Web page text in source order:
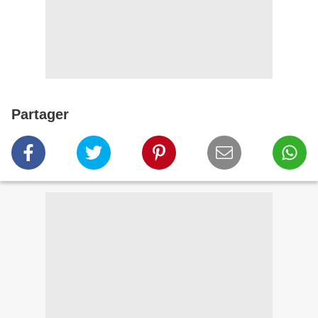
Partager